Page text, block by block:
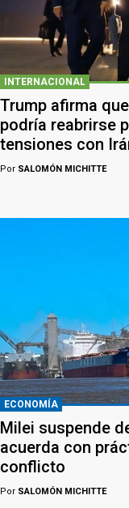
INTERNACIONAL
Trump afirma
podría reabrirse
tensiones con
Por SALOMÓN MICHITTE
ECONOMÍA
Milei suspende
acuerda con
conflicto
Por SALOMÓN MICHITTE